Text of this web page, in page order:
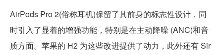
AirPods Pro 2(俗称耳机)保留了其前身的标志性设计，同
时引入了显着的增强功能，特别是在主动降噪 (ANC)和音
质方面。苹果的 H2 为这些改进提供了动力，此外还有 Sir